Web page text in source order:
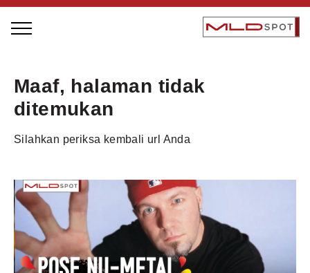
LOCAL GREATNESS
INSPIRING PRODUCTS
INSPIRING COMMUNITIES
TRENDING
EVENTS
Maaf, halaman tidak
ditemukan
Silahkan periksa kembali url Anda